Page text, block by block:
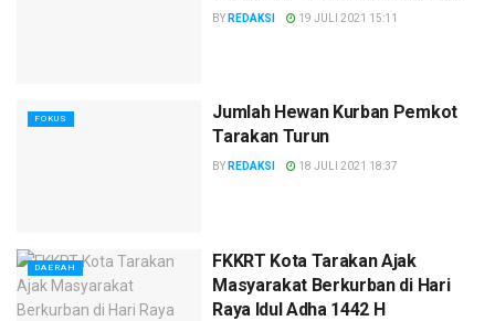
BY REDAKSI 19 JULI 2021 15:11
FOKUS
Jumlah Hewan Kurban Pemkot
Tarakan Turun
BY REDAKSI 18 JULI 2021 18:37
DAERAH
FKKRT Kota Tarakan Ajak
Masyarakat Berkurban di Hari
Raya Idul Adha 1442 H